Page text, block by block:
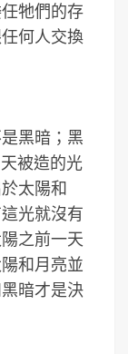
牠們的存
何人交換
黑暗；黑
被造的光
太陽和
光就沒有
之前一天
和月亮並
暗才是決